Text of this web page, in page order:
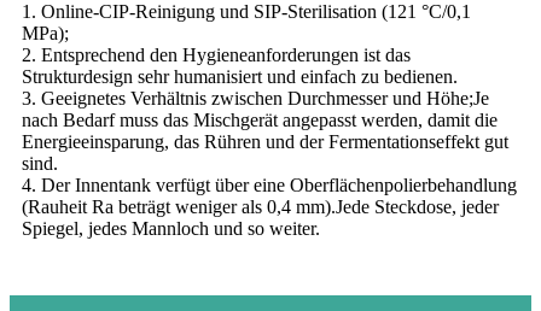
1. Online-CIP-Reinigung und SIP-Sterilisation (121 °C/0,1
MPa);
2. Entsprechend den Hygieneanforderungen ist das
Strukturdesign sehr humanisiert und einfach zu bedienen.
3. Geeignetes Verhältnis zwischen Durchmesser und Höhe;Je
nach Bedarf muss das Mischgerät angepasst werden, damit die
Energieeinsparung, das Rühren und der Fermentationseffekt gut
sind.
4. Der Innentank verfügt über eine Oberflächenpolierbehandlung
(Rauheit Ra beträgt weniger als 0,4 mm).Jede Steckdose, jeder
Spiegel, jedes Mannloch und so weiter.